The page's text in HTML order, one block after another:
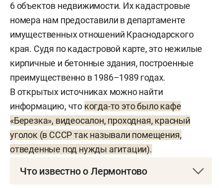
6 объектов недвижимости. Их кадастровые
номера нам предоставили в департаменте
имущественных отношений Краснодарского
края. Судя по кадастровой карте, это нежилые
кирпичные и бетонные здания, построенные
преимущественно в 1986–1989 годах.
В открытых источниках можно найти
информацию, что когда-то это было кафе
«Березка», видеосалон, проходная, красный
уголок (в СССР так называли помещения,
отведенные под нужды агитации).
Что известно о Лермонтово